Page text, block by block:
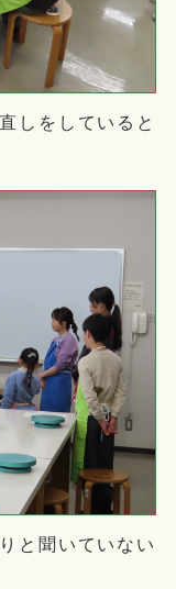
しをしていると
と聞いていない